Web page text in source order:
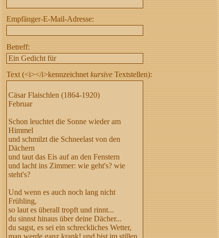
Empfänger-E-Mail-Adresse:
Betreff:
Text (<i></i>kennzeichnetkursive Textstellen):